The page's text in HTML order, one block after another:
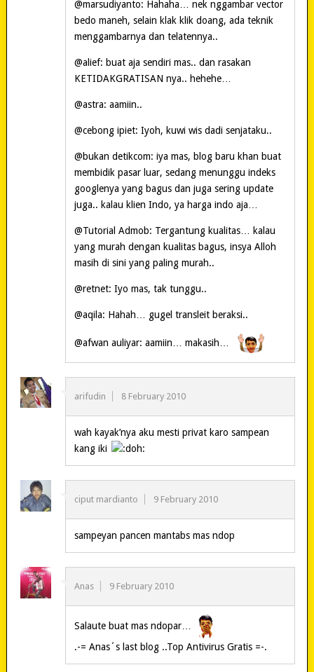
@marsudiyanto: Hahaha… nek nggambar vector
bedo maneh, selain klak klik doang, ada teknik
menggambarnya dan telatennya..
@alief: buat aja sendiri mas.. dan rasakan
KETIDAKGRATISAN nya.. hehehe…
@astra: aamiin..
@cebong ipiet: Iyoh, kuwi wis dadi senjataku..
@bukan detikcom: iya mas, blog baru khan buat
membidik pasar luar, sedang menunggu indeks
googlenya yang bagus dan juga sering update
juga.. kalau klien Indo, ya harga indo aja…
@Tutorial Admob: Tergantung kualitas… kalau
yang murah dengan kualitas bagus, insya Alloh
masih di sini yang paling murah..
@retnet: Iyo mas, tak tunggu..
@aqila: Hahah… gugel transleit beraksi..
@afwan auliyar: aamiin… makasih…
arifudin 8 February 2010
wah kayak’nya aku mesti privat karo sampean
kang iki
ciput mardianto 9 February 2010
sampeyan pancen mantabs mas ndop
Anas 9 February 2010
Salaute buat mas ndopar…
.-= Anas´s last blog ..Top Antivirus Gratis =-.